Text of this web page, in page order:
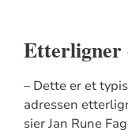
Etterligner
– Dette er et
adressen
sier Jan Rune